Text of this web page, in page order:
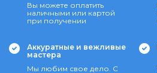
Вы можете оплатить
наличными или картой
при получении
Аккуратные и вежливые
мастера
Мы любим свое дело. С